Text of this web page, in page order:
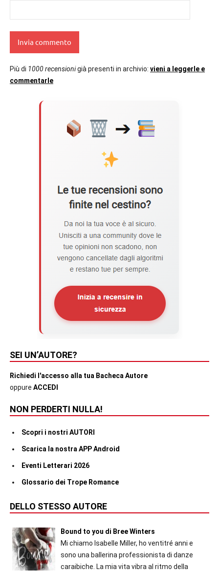
Più di 1000 recensionigià presenti in archivio: vieni a leggerle e
commentarle
SEI UN’AUTORE?
Richiedi l'accesso alla tua Bacheca Autore
oppure ACCEDI
NON PERDERTI NULLA!
Scopri i nostri AUTORI
Scarica la nostra APP Android
Eventi Letterari 2026
Glossario dei Trope Romance
DELLO STESSO AUTORE
Bound to you di Bree Winters
Mi chiamo Isabelle Miller, ho ventitré anni e
sono una ballerina professionista di danze
caraibiche. La mia vita vibra al ritmo della